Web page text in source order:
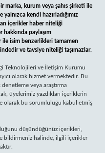
marka, kurum veya şahıs şirketi ile
kendi hazırladığımız
içerikler haber niteliği
hakkında paylaşım
ile isim benzerlikleri tamamen
ve tavsiye niteliği taşımazlar.
Teknolojileri ve İletişim Kurumu
olarak hizmet vermektedir. Bu
veya araştırma
üyelerimiz yazdıkları içeriklerin
olarak bu sorumluluğu kabul etmiş
düşündüğünüz içerikleri,
bildirmeniz halinde, ilgili içerikler